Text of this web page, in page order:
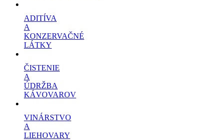
ADITÍVA
A
KONZERVAČNÉ
LÁTKY
ČISTENIE
A
ÚDRŽBA
KÁVOVAROV
VINÁRSTVO
A
LIEHOVARY